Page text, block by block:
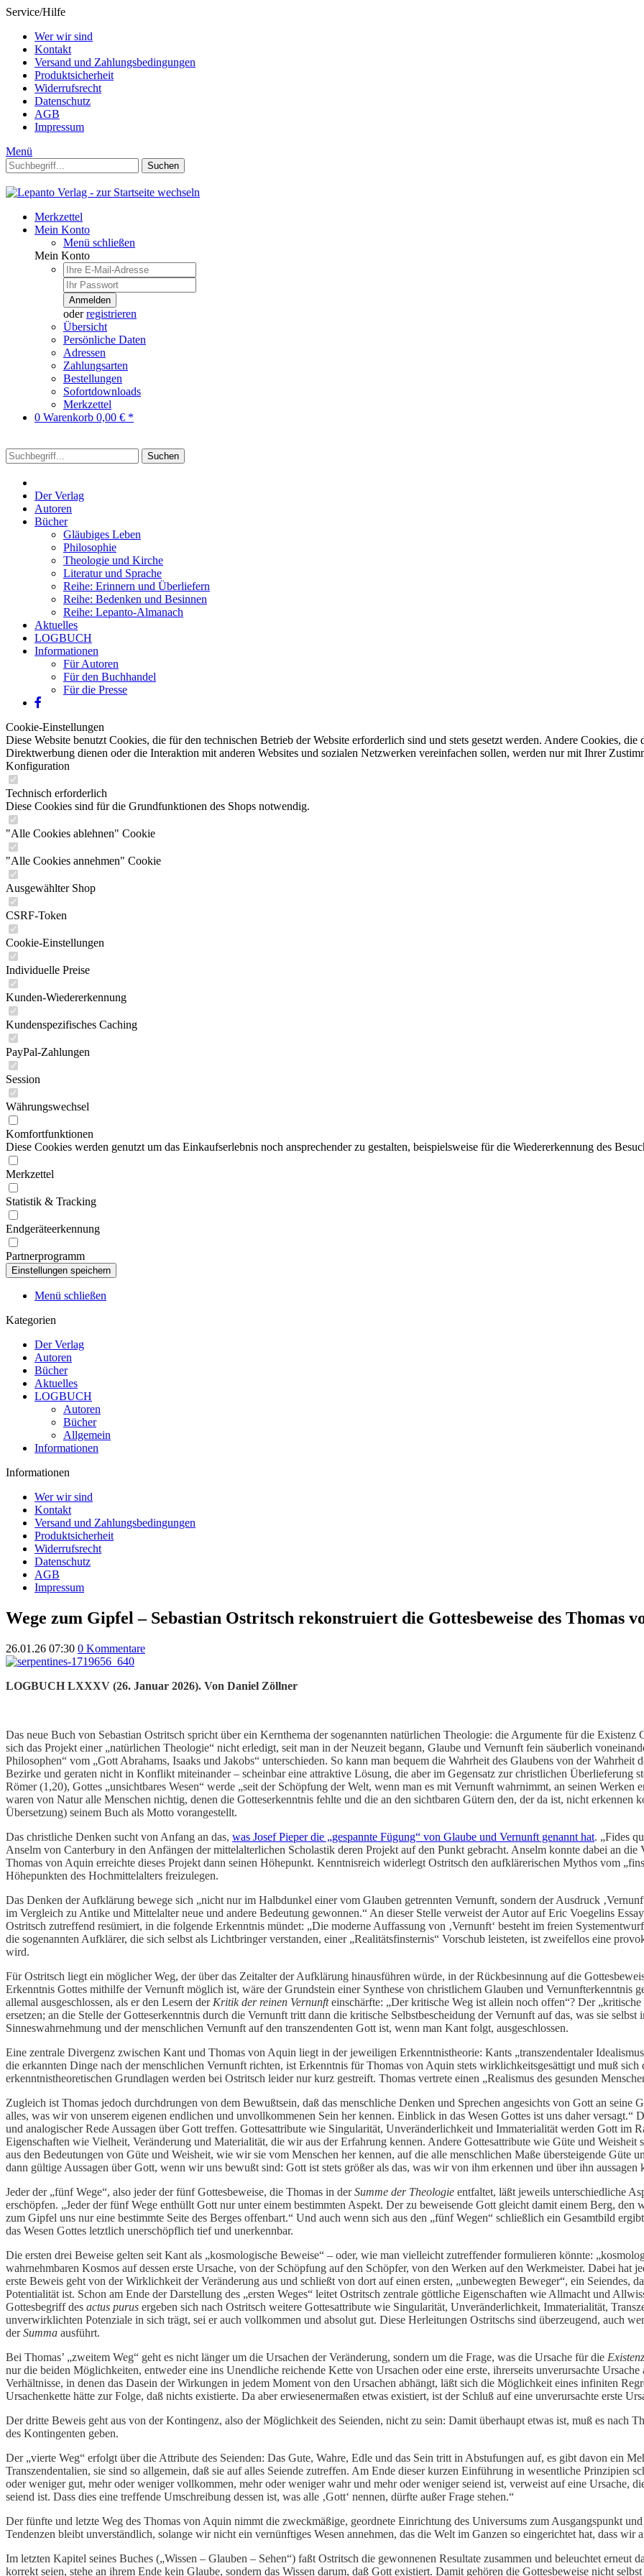
Service/Hilfe
Wer wir sind
Kontakt
Versand und Zahlungsbedingungen
Produktsicherheit
Widerrufsrecht
Datenschutz
AGB
Impressum
Menü
Suchen
Merkzettel
Mein Konto
Menü schließen
Mein Konto
Anmelden
oderregistrieren
Übersicht
Persönliche Daten
Adressen
Zahlungsarten
Bestellungen
Sofortdownloads
Merkzettel
0 Warenkorb 0,00 € *
Suchen
Der Verlag
Autoren
Bücher
Gläubiges Leben
Philosophie
Theologie und Kirche
Literatur und Sprache
Reihe: Erinnern und Überliefern
Reihe: Bedenken und Besinnen
Reihe: Lepanto-Almanach
Aktuelles
LOGBUCH
Informationen
Für Autoren
Für den Buchhandel
Für die Presse
Cookie-Einstellungen
Diese Website benutzt Cookies, die für den technischen Betrieb der Website erforderlich sind und stets gesetzt werden. Andere Cookies,
Direktwerbung dienen oder die Interaktion mit anderen Websites und sozialen Netzwerken vereinfachen sollen, werden nur mit Ihrer
Konfiguration
Technisch erforderlich
Diese Cookies sind für die Grundfunktionen des Shops notwendig.
"Alle Cookies ablehnen" Cookie
"Alle Cookies annehmen" Cookie
Ausgewählter Shop
CSRF-Token
Cookie-Einstellungen
Individuelle Preise
Kunden-Wiedererkennung
Kundenspezifisches Caching
PayPal-Zahlungen
Session
Währungswechsel
Komfortfunktionen
Diese Cookies werden genutzt um das Einkaufserlebnis noch ansprechender zu gestalten, beispielsweise für die Wiedererkennung des
Merkzettel
Statistik & Tracking
Endgeräteerkennung
Partnerprogramm
Menü schließen
Kategorien
Der Verlag
Autoren
Bücher
Aktuelles
LOGBUCH
Autoren
Bücher
Allgemein
Informationen
Informationen
Wer wir sind
Kontakt
Versand und Zahlungsbedingungen
Produktsicherheit
Widerrufsrecht
Datenschutz
AGB
Impressum
Wege zum Gipfel – Sebastian Ostritsch rekonstruiert die Gottesbeweise des Thomas
26.01.26 07:30 0 Kommentare
LOGBUCH LXXXV (26. Januar 2026). Von Daniel Zöllner
Das neue Buch von Sebastian Ostritsch spricht über ein Kernthema der sogenannten natürlichen Theologie: die Argumente für die
sich das Projekt einer „natürlichen Theologie“ nicht erledigt, seit man in der Neuzeit begann, Glaube und Vernunft fein säuberlich
Philosophen“ vom „Gott Abrahams, Isaaks und Jakobs“ unterschieden. So kann man bequem die Wahrheit des Glaubens von der
Bezirke und geraten nicht in Konflikt miteinander – scheinbar eine attraktive Lösung, die aber im Gegensatz zur christlichen Überlieferung
Römer (1,20), Gottes „unsichtbares Wesen“ werde „seit der Schöpfung der Welt, wenn man es mit Vernunft wahrnimmt, an seinen Werken
waren von Natur alle Menschen nichtig, denen die Gotteserkenntnis fehlte und die an den sichtbaren Gütern den, der da ist, nicht erkennen
Übersetzung) seinem Buch als Motto vorangestellt.
Das christliche Denken sucht von Anfang an das, was Josef Pieper die „gespannte Fügung“ von Glaube und Vernunft genannt hat. „Fides
Anselm von Canterbury in den Anfängen der mittelalterlichen Scholastik deren Projekt auf den Punkt gebracht. Anselm konnte dabei an
Thomas von Aquin erreichte dieses Projekt dann seinen Höhepunkt. Kenntnisreich widerlegt Ostritsch den aufklärerischen Mythos vom
Höhepunkten des Hochmittelalters freizulegen.
Das Denken der Aufklärung bewege sich „nicht nur im Halbdunkel einer vom Glauben getrennten Vernunft, sondern der Ausdruck
im Vergleich zu Antike und Mittelalter neue und andere Bedeutung gewonnen.“ An dieser Stelle verweist der Autor auf Eric Voegelins Essay
Ostritsch zutreffend resümiert, in die folgende Erkenntnis mündet: „Die moderne Auffassung von ‚Vernunft‘ besteht im freien
die sogenannten Aufklärer, die sich selbst als Lichtbringer verstanden, einer „Realitätsfinsternis“ Vorschub leisteten, ist zweifellos eine
wird.
Für Ostritsch liegt ein möglicher Weg, der über das Zeitalter der Aufklärung hinausführen würde, in der Rückbesinnung auf die
Erkenntnis Gottes mithilfe der Vernunft möglich ist, wäre der Grundstein einer Synthese von christlichem Glauben und Vernunfterkenntnis
allemal ausgeschlossen, als er den Lesern der Kritik der reinen Vernunfteinschärfte: „Der kritische Weg ist allein noch offen“? Der
ersetzen; an die Stelle der Gotteserkenntnis durch die Vernunft tritt dann die kritische Selbstbescheidung der Vernunft auf das, was sie
Sinneswahrnehmung und der menschlichen Vernunft auf den transzendenten Gott ist, wenn man Kant folgt, ausgeschlossen.
Eine zentrale Divergenz zwischen Kant und Thomas von Aquin liegt in der jeweiligen Erkenntnistheorie: Kants „transzendentaler
die erkannten Dinge nach der menschlichen Vernunft richten, ist Erkenntnis für Thomas von Aquin stets wirklichkeitsgesättigt und muß
erkenntnistheoretischen Grundlagen werden bei Ostritsch leider nur kurz gestreift. Thomas vertrete einen „Realismus des gesunden
Zugleich ist Thomas jedoch durchdrungen von dem Bewußtsein, daß das menschliche Denken und Sprechen angesichts von Gott an seine
alles, was wir von unserem eigenen endlichen und unvollkommenen Sein her kennen. Einblick in das Wesen Gottes ist uns daher
und analogischer Rede Aussagen über Gott treffen. Gottesattribute wie Singularität, Unveränderlichkeit und Immaterialität werden Gott im
Eigenschaften wie Vielheit, Veränderung und Materialität, die wir aus der Erfahrung kennen. Andere Gottesattribute wie Güte und
aus den Bedeutungen von Güte und Weisheit, wie wir sie vom Menschen her kennen, auf die alle menschlichen Maße übersteigende Güte
dann gültige Aussagen über Gott, wenn wir uns bewußt sind: Gott ist stets größer als das, was wir von ihm erkennen und über ihn aussagen
Jeder der „fünf Wege“, also jeder der fünf Gottesbeweise, die Thomas in derSumme der Theologie entfaltet, läßt jeweils unterschiedliche
erschöpfen. „Jeder der fünf Wege enthüllt Gott nur unter einem bestimmten Aspekt. Der zu beweisende Gott gleicht damit einem Berg,
zum Gipfel uns nur eine bestimmte Seite des Berges offenbart.“ Und auch wenn sich aus den „fünf Wegen“ schließlich ein Gesamtbild
das Wesen Gottes letztlich unerschöpflich tief und unerkennbar.
Die ersten drei Beweise gelten seit Kant als „kosmologische Beweise“ – oder, wie man vielleicht zutreffender formulieren könnte:
wahrnehmbaren Kosmos auf dessen erste Ursache, von der Schöpfung auf den Schöpfer, von den Werken auf den Werkmeister. Dabei hat
erste Beweis geht von der Wirklichkeit der Veränderung aus und schließt von dort auf einen ersten, „unbewegten Beweger“, ein Seiendes,
Potentialität ist. Schon am Ende der Darstellung des „ersten Weges“ leitet Ostritsch zentrale göttliche Eigenschaften wie Allmacht und
Gottesbegriff des actus purus ergeben sich nach Ostritsch weitere Gottesattribute wie Singularität, Unveränderlichkeit, Immaterialität,
unverwirklichten Potenziale in sich trägt, sei er auch vollkommen und absolut gut. Diese Herleitungen Ostritschs sind überzeugend, auch
derSumma ausführt.
Bei Thomas’ „zweitem Weg“ geht es nicht länger um die Ursachen der Veränderung, sondern um die Frage, was die Ursache für die Existenz
nur die beiden Möglichkeiten, entweder eine ins Unendliche reichende Kette von Ursachen oder eine erste, ihrerseits unverursachte
Verhältnisse, in denen das Dasein der Wirkungen in jedem Moment von den Ursachen abhängt, läßt sich die Möglichkeit eines infiniten
Ursachenkette hätte zur Folge, daß nichts existierte. Da aber erwiesenermaßen etwas existiert, ist der Schluß auf eine unverursachte erste
Der dritte Beweis geht aus von der Kontingenz, also der Möglichkeit des Seienden, nicht zu sein: Damit überhaupt etwas ist, muß es nach
des Kontingenten geben.
Der „vierte Weg“ erfolgt über die Attribute des Seienden: Das Gute, Wahre, Edle und das Sein tritt in Abstufungen auf, es gibt davon ein
Transzendentalien, sie sind so allgemein, daß sie auf alles Seiende zutreffen. Am Ende dieser kurzen Einführung in wesentliche Prinzipien
oder weniger gut, mehr oder weniger vollkommen, mehr oder weniger wahr und mehr oder weniger seiend ist, verweist auf eine Ursache,
seiend ist. Dass dies eine treffende Umschreibung dessen ist, was alle ‚Gott‘ nennen, dürfte außer Frage stehen.“
Der fünfte und letzte Weg des Thomas von Aquin nimmt die zweckmäßige, geordnete Einrichtung des Universums zum Ausgangspunkt
Tendenzen bleibt unverständlich, solange wir nicht ein vernünftiges Wesen annehmen, das die Welt im Ganzen so eingerichtet hat, dass wir
Im letzten Kapitel seines Buches („Wissen – Glauben – Sehen“) faßt Ostritsch die gewonnenen Resultate zusammen und beleuchtet erneut
korrekt seien, stehe an ihrem Ende kein Glaube, sondern das Wissen darum, daß Gott existiert. Damit gehören die Gottesbeweise nicht